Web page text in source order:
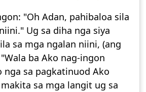
"Oh Adan, pahibaloa sila
Ug sa diha nga siya
sa mga ngalan niini, (ang
ba Ako nag-ingon
nga sa pagkatinuod Ako
sa mga langit ug sa